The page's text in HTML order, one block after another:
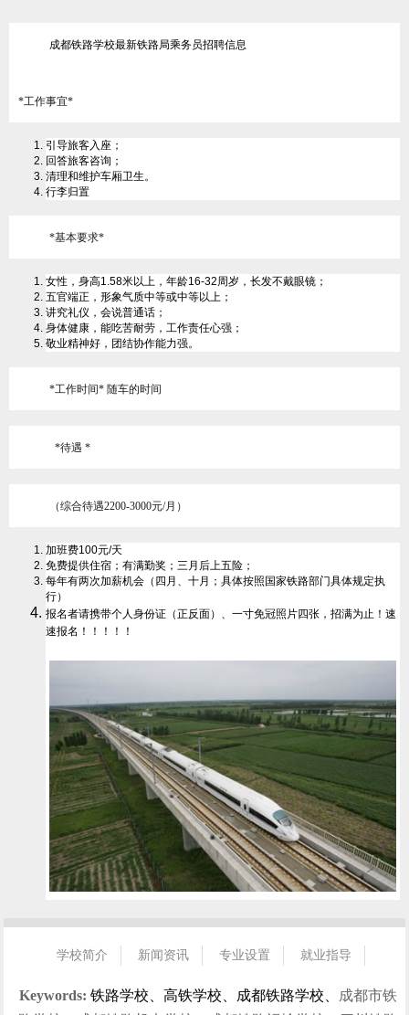
急救援管理专业
成都好的公办技校四川五月花技师学院推荐｜高
道检修专业
成都好的公办技校四川五月花技师学院推荐｜计
算机应用技术专业
成都铁路学校最新铁路局乘务员招聘信息
*工作事宜*
引导旅客入座；
回答旅客咨询；
清理和维护车厢卫生。
行李归置
*基本要求*
女性，身高1.58米以上，年龄16-32周岁，长发不戴眼镜；
五官端正，形象气质中等或中等以上；
讲究礼仪，会说普通话；
身体健康，能吃苦耐劳，工作责任心强；
敬业精神好，团结协作能力强。
*工作时间* 随车的时间
*待遇 *
（综合待遇2200-3000元/月）
加班费100元/天
免费提供住宿；有满勤奖；三月后上五险；
每年有两次加薪机会（四月、十月；具体按照国家铁路部门具体规定执
行）
报名者请携带个人身份证（正反面）、一寸免冠照片四张，招满为止！速
速报名！！！！！
学校简介 新闻资讯 专业设置
就业指导
联系我们
Keywords: 铁路学校、高铁学校、成都铁路学校、
成都市铁